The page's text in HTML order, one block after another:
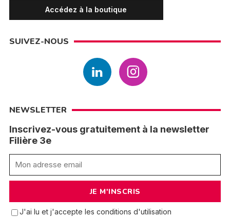
Accédez à la boutique
SUIVEZ-NOUS
NEWSLETTER
Inscrivez-vous gratuitement à la newsletter
Filière 3e
J'ai lu et j'accepte les conditions d'utilisation